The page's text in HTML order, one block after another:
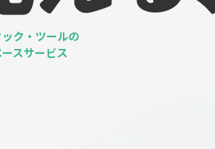
ク・ツールの
スサービス